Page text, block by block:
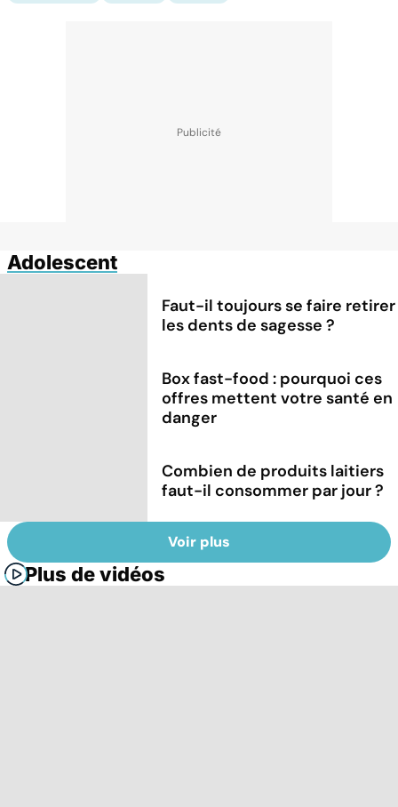
Adolescent
Faut-il toujours se faire retirer
les dents de sagesse ?
Box fast-food : pourquoi ces
offres mettent votre santé en
danger
Combien de produits laitiers
faut-il consommer par jour ?
Voir plus
Plus de vidéos